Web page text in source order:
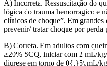
A) Incorreta. Ressuscitação do
lógica do trauma hemorrágico e
clínicos de choque”. Em grandes
prevenir/ tratar choque por perda
B) Correta. Em adultos com
≥20% SCQ, iniciar com 2 mL/
diurese em torno de 0{,}5\,mL/